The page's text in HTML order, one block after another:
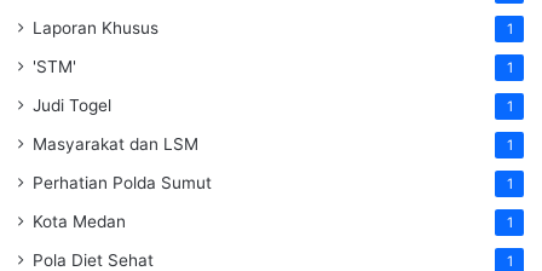
Laporan Khusus 1
'STM' 1
Judi Togel 1
Masyarakat dan LSM 1
Perhatian Polda Sumut 1
Kota Medan 1
Pola Diet Sehat 1